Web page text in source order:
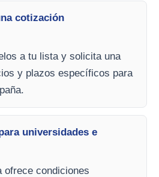
cotización
a tu lista y solicita una
y plazos específicos para
universidades e
ofrece condiciones